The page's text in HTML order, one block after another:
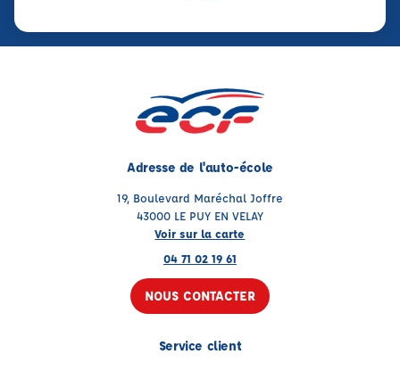
Adresse de l'auto-école
19, Boulevard Maréchal Joffre
43000 LE PUY EN VELAY
Voir sur la carte
04 71 02 19 61
NOUS CONTACTER
Service client